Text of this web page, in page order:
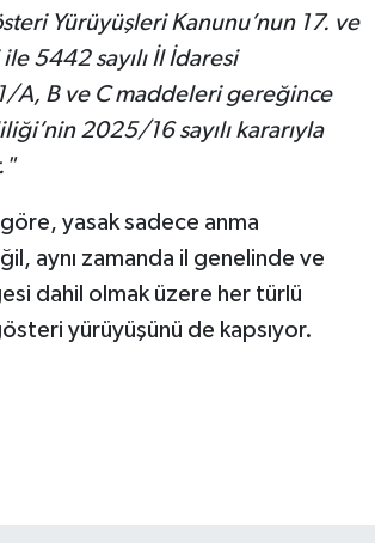
Yürüyüşleri Kanunu’nun 17. ve
5442 sayılı İl İdaresi
A, B ve C maddeleri gereğince
2025/16 sayılı kararıyla
göre, yasak sadece anma
aynı zamanda il genelinde ve
dahil olmak üzere her türlü
yürüyüşünü de kapsıyor.